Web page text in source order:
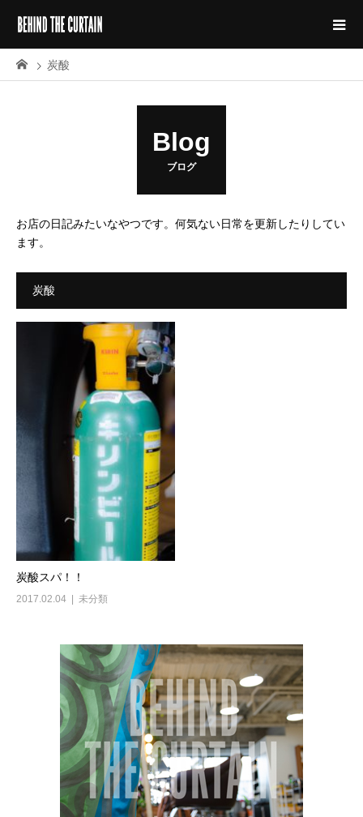
炭酸
Blog
ブログ
お店の日記みたいなやつです。何気ない日常を更新したりしてい
ます。
炭酸
炭酸スパ！！
2017.02.04 未分類